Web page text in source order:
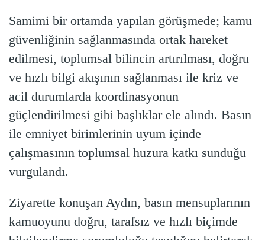
Samimi bir ortamda yapılan görüşmede; kamu
güvenliğinin sağlanmasında ortak hareket
edilmesi, toplumsal bilincin artırılması, doğru
ve hızlı bilgi akışının sağlanması ile kriz ve
acil durumlarda koordinasyonun
güçlendirilmesi gibi başlıklar ele alındı. Basın
ile emniyet birimlerinin uyum içinde
çalışmasının toplumsal huzura katkı sunduğu
vurgulandı.
Ziyarette konuşan Aydın, basın mensuplarının
kamuoyunu doğru, tarafsız ve hızlı biçimde